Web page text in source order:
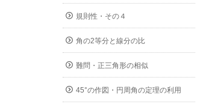
規則性・その４
角の2等分と線分の比
難問・正三角形の相似
45°の作図・円周角の定理の利用